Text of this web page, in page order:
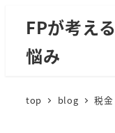
FPが考え
悩み
top blog 税金